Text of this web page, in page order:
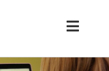
Toggle
Das ZfM